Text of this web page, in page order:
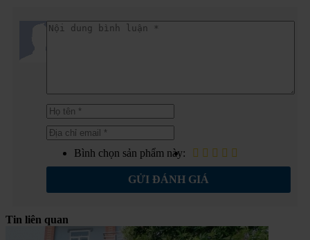
Bình chọn sản phẩm này:
GỬI ĐÁNH GIÁ
Tin liên quan